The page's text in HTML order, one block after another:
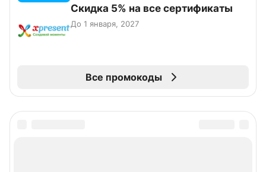
Скидка 5% на все сертификаты
До 1 января, 2027
Все промокоды